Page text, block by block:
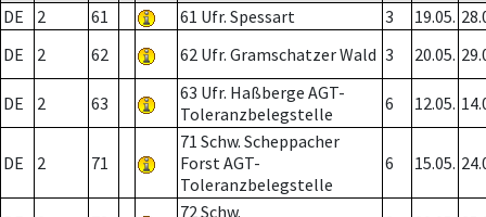
DE 2 61 61 Ufr. Spessart 3 19.05.
DE
2 62 62 Ufr. Gramschatzer Wald 3 20.05.
DE 2 63
63 Ufr. Haßberge AGT-
Toleranzbelegstelle
6 12.05.
DE 2 71
71 Schw. Scheppacher
Forst AGT-
Toleranzbelegstelle
6 15.05.
72 Schw.